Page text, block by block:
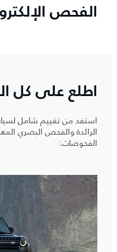
الفحص
اطلع على كل
استفد من تقييم شامل
الرائدة والفحص البصري
الفحوصات: